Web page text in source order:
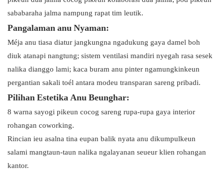
sababaraha jalma nampung rapat tim leutik.
Pangalaman anu Nyaman:
Méja anu tiasa diatur jangkungna ngadukung gaya damel boh
diuk atanapi nangtung; sistem ventilasi mandiri nyegah rasa sesek
nalika dianggo lami; kaca buram anu pinter ngamungkinkeun
pergantian sakali toél antara modeu transparan sareng pribadi.
Pilihan Estetika Anu Beunghar:
8 warna sayogi pikeun cocog sareng rupa-rupa gaya interior
rohangan coworking.
Rincian ieu asalna tina eupan balik nyata anu dikumpulkeun
salami mangtaun-taun nalika ngalayanan seueur klien rohangan
kantor.